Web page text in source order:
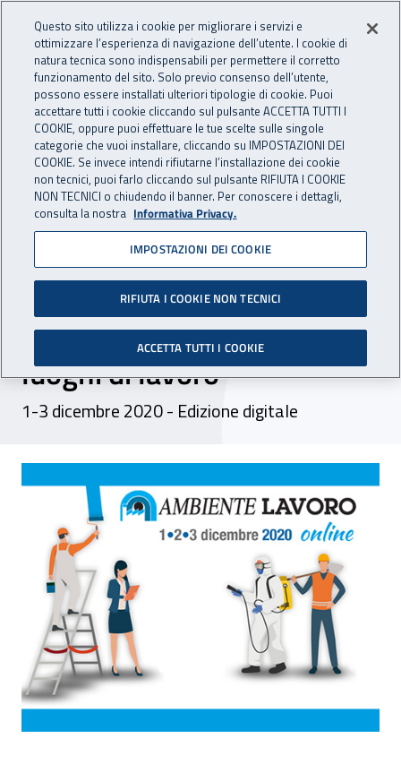
INAIL - Istituto Nazionale
Apri cerca
Navigazione principale
Navigazione - Ti trovi in:
Home Inail comunica Eventi
dal 01 al 03 dicembre 2020
Ambiente Lavoro 2020 XX
Salone nazionale della
salute e della sicurezza nei
luoghi di lavoro
1-3 dicembre 2020 - Edizione digitale
Questo sito utilizza i cookie per migliorare i servizi e
ottimizzare l’esperienza di navigazione dell’utente. I cookie di
natura tecnica sono indispensabili per permettere il corretto
funzionamento del sito. Solo previo consenso dell’utente,
possono essere installati ulteriori tipologie di cookie. Puoi
accettare tutti i cookie cliccando sul pulsante ACCETTA TUTTI I
COOKIE, oppure puoi effettuare le tue scelte sulle singole
categorie che vuoi installare, cliccando su IMPOSTAZIONI DEI
COOKIE. Se invece intendi rifiutarne l’installazione dei cookie
non tecnici, puoi farlo cliccando sul pulsante RIFIUTA I COOKIE
NON TECNICI o chiudendo il banner. Per conoscere i dettagli,
consulta la nostra Informativa Privacy.
IMPOSTAZIONI DEI COOKIE
RIFIUTA I COOKIE NON TECNICI
ACCETTA TUTTI I COOKIE